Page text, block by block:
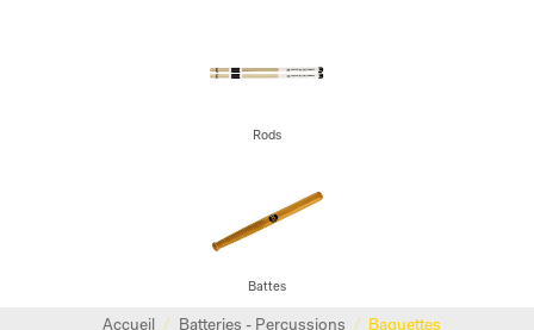
Rods
Battes
Accueil / Batteries - Percussions / Baguettes